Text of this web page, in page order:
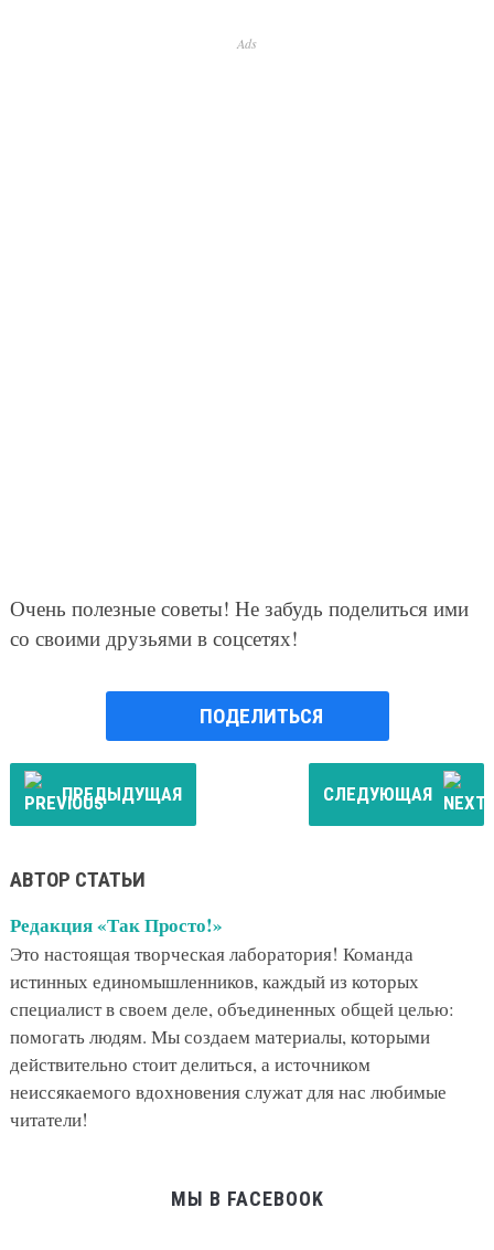
Ads
Очень полезные советы! Не забудь поделиться ими
со своими друзьями в соцсетях!
ПОДЕЛИТЬСЯ
ПРЕДЫДУЩАЯ СЛЕДУЮЩАЯ
АВТОР СТАТЬИ
Редакция «Так Просто!»
Это настоящая творческая лаборатория! Команда
истинных единомышленников, каждый из которых
специалист в своем деле, объединенных общей целью:
помогать людям. Мы создаем материалы, которыми
действительно стоит делиться, а источником
неиссякаемого вдохновения служат для нас любимые
читатели!
МЫ В FACEBOOK